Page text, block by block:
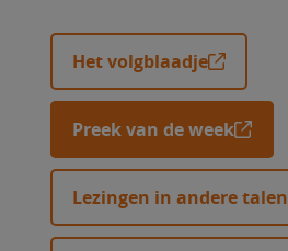
Het volgblaadje
Preek van de week
Lezingen in andere talen